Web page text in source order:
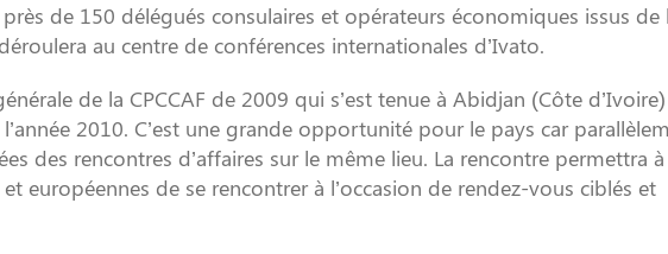
de 150 délégués consulaires et opérateurs économiques issus de
au centre de conférences internationales d’Ivato.
de la CPCCAF de 2009 qui s’est tenue à Abidjan (Côte
2010. C’est une grande opportunité pour le pays car
des rencontres d’affaires sur le même lieu. La rencontre permettra
européennes de se rencontrer à l’occasion de rendez-vous ciblés et